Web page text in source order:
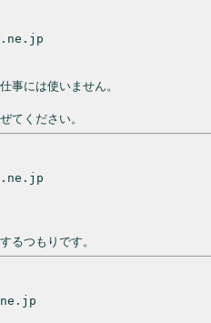
事には使いません。
るつもりです。